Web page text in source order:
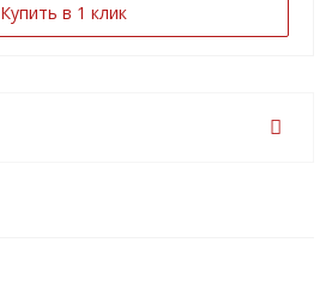
Купить в 1 клик